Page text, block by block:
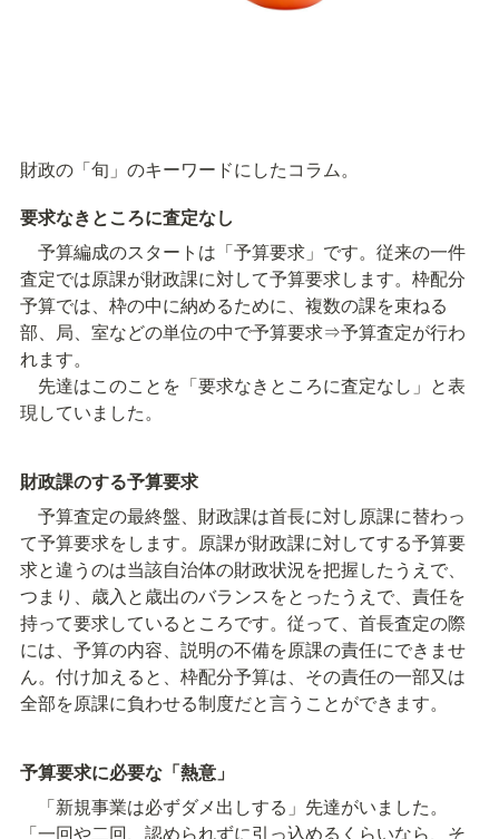
財政の「旬」のキーワードにしたコラム。
要求なきところに査定なし
予算編成のスタートは「予算要求」です。従来の一件
査定では原課が財政課に対して予算要求します。枠配分
予算では、枠の中に納めるために、複数の課を束ねる
部、局、室などの単位の中で予算要求⇒予算査定が行わ
れます。
先達はこのことを「要求なきところに査定なし」と表
現していました。
財政課のする予算要求
予算査定の最終盤、財政課は首長に対し原課に替わっ
て予算要求をします。原課が財政課に対してする予算要
求と違うのは当該自治体の財政状況を把握したうえで、
つまり、歳入と歳出のバランスをとったうえで、責任を
持って要求しているところです。従って、首長査定の際
には、予算の内容、説明の不備を原課の責任にできませ
ん。付け加えると、枠配分予算は、その責任の一部又は
全部を原課に負わせる制度だと言うことができます。
予算要求に必要な「熱意」
「新規事業は必ずダメ出しする」先達がいました。
「一回や二回、認められずに引っ込めるくらいなら、そ